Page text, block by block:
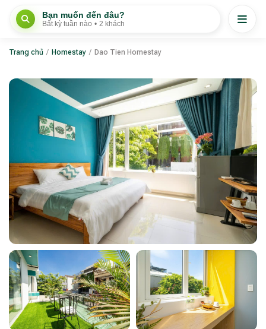
Bạn muốn đến đâu?
Bất kỳ tuần nào • 2 khách
Trang chủ / Homestay / Dao Tien Homestay